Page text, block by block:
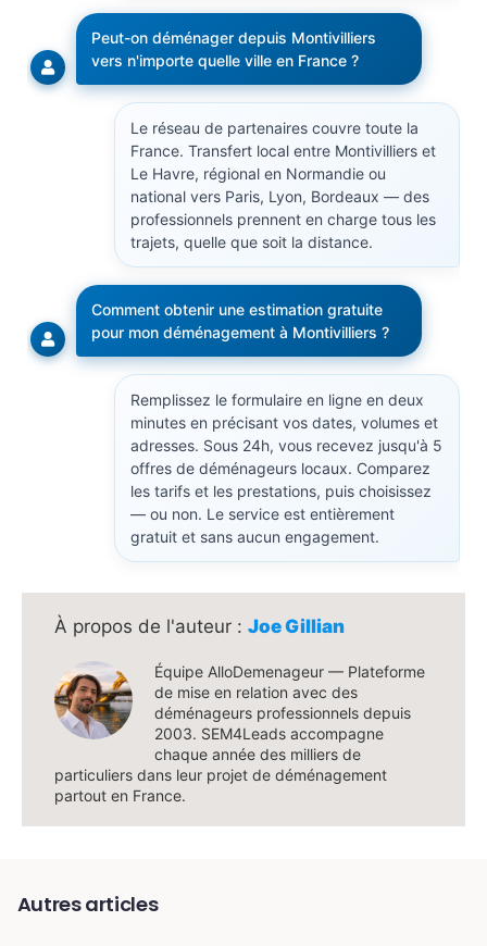
Peut-on déménager depuis Montivilliers
vers n'importe quelle ville en France ?
Le réseau de partenaires couvre toute la
France. Transfert local entre Montivilliers et
Le Havre, régional en Normandie ou
national vers Paris, Lyon, Bordeaux — des
professionnels prennent en charge tous les
trajets, quelle que soit la distance.
Comment obtenir une estimation gratuite
pour mon déménagement à Montivilliers ?
Remplissez le formulaire en ligne en deux
minutes en précisant vos dates, volumes et
adresses. Sous 24h, vous recevez jusqu'à 5
offres de déménageurs locaux. Comparez
les tarifs et les prestations, puis choisissez
— ou non. Le service est entièrement
gratuit et sans aucun engagement.
Joe Gillian
Équipe AlloDemenageur — Plateforme
de mise en relation avec des
déménageurs professionnels depuis
2003. SEM4Leads accompagne
chaque année des milliers de
particuliers dans leur projet de déménagement
partout en France.
Autres articles